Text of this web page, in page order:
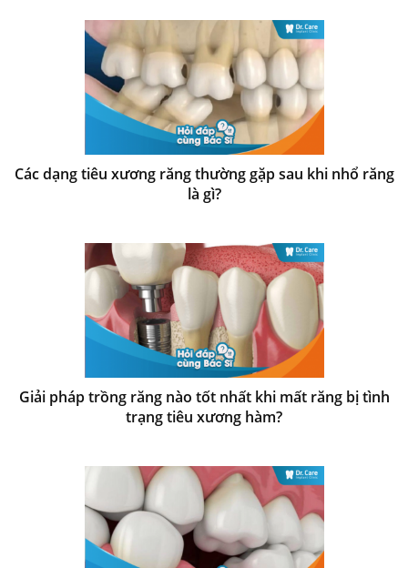
Các dạng tiêu xương răng thường gặp sau khi nhổ răng
là gì?
Giải pháp trồng răng nào tốt nhất khi mất răng bị tình
trạng tiêu xương hàm?